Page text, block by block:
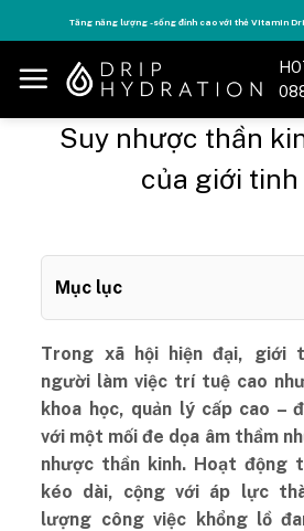
to
content
Tăng năng lượng - sống đỉnh cao với thẻ Vitamin
Suy nhược thần
của giới tinh
Mục lục
Trong xã hội hiện đại, giới
người làm việc trí tuệ cao
khoa học, quản lý cấp cao –
với một mối đe dọa âm thầm
nhược thần kinh. Hoạt động
kéo dài, cộng với áp lực
lượng công việc khổng lồ